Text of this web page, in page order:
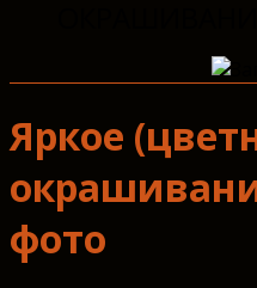
Яркое
фото